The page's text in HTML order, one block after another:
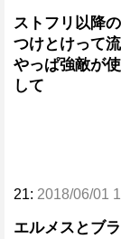
ストフリ以降
つけとけって
やっぱ強敵が
して
21: 2018/06/01
エルメスとブ